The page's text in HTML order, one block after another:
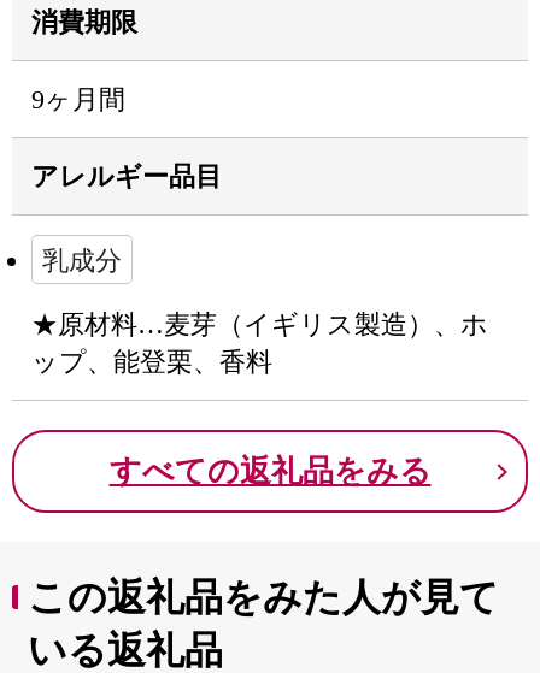
消費期限
9ヶ月間
アレルギー品目
乳成分
★原材料…麦芽（イギリス製造）、ホ
ップ、能登栗、香料
すべての返礼品をみる
この返礼品をみた人が見て
いる返礼品